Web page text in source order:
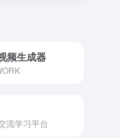
频生成器
流学习平台